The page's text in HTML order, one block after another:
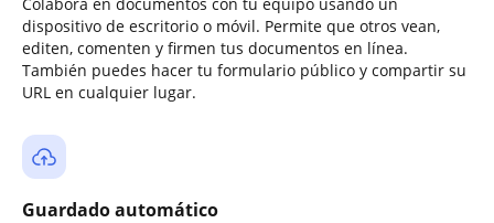
dispositivo de escritorio o móvil. Permite que otros vean,
editen, comenten y firmen tus documentos en línea.
También puedes hacer tu formulario público y compartir su
URL en cualquier lugar.
Guardado automático